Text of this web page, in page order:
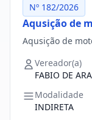
Nº 182/2026
Aqusição de
Aqusição de
Vereador(a)
FABIO DE
Modalidade
INDIRETA